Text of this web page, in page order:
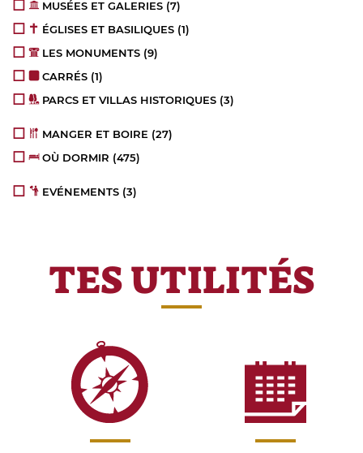
MUSÉES ET GALERIES (7)
ÉGLISES ET BASILIQUES (1)
LES MONUMENTS (9)
CARRÉS (1)
PARCS ET VILLAS HISTORIQUES (3)
MANGER ET BOIRE (27)
OÙ DORMIR (475)
EVÉNEMENTS (3)
TES UTILITÉS